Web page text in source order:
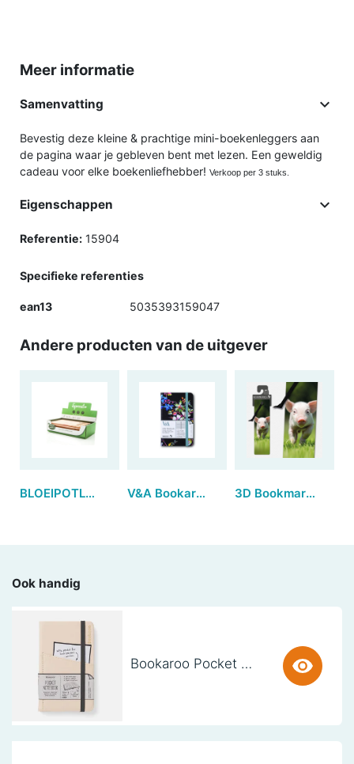
Meer informatie
Samenvatting 
Bevestig deze kleine & prachtige mini-boekenleggers aan
de pagina waar je gebleven bent met lezen. Een geweldig
cadeau voor elke boekenliefhebber! Verkoop per 3 stuks.
Eigenschappen 
Referentie: 15904
Specifieke referenties
ean13 5035393159047
Andere producten van de uitgever
BLOEIPOTLODENDISPLAY Karton (inhoud: 50 potloden) - afname set per 5 V&A Bookaroo JOURNAL A6 - Kilburn 3D Bookmarks - Piglet (set van 3)
Ook handig
Bookaroo Pocket Notebook (A6) - CREAM